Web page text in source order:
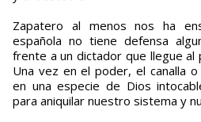
Zapatero al menos nos ha
española no tiene defensa
frente a un dictador que llegue al
Una vez en el poder, el canalla
en una especie de Dios
para aniquilar nuestro sistema y